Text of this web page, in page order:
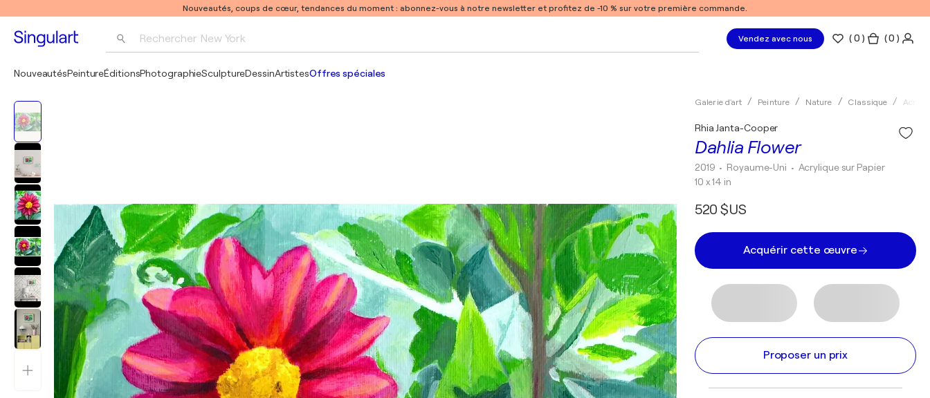
Nouveautés, coups de cœur, tendances du moment : abonnez-vous à notre newsletter et profitez de -10 % sur votre première commande.
Rechercher New York Vendez avec nous (0 ) ( 0 )
NouveautésPeintureÉditionsPhotographieSculptureDessinArtistesOffres spéciales
Galerie d'art Peinture Nature Classique
Dahlia Flower
Rhia Janta-Cooper
2019 • Royaume-Uni • Acrylique sur Papier
10 x 14 in
520 $US
Acquérir cette œuvre
Proposer un prix